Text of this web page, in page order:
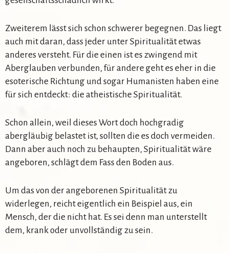
Zweiterem lässt sich schon schwerer begegnen. Das liegt
auch mit daran, dass jeder unter Spiritualität etwas
anderes versteht. Für die einen ist es zwingend mit
Aberglauben verbunden, für andere geht es eher in die
esoterische Richtung und sogar Humanisten haben eine
für sich entdeckt: die atheistische Spiritualität.
Schon allein, weil dieses Wort doch hochgradig
abergläubig belastet ist, sollten die es doch vermeiden.
Dann aber auch noch zu behaupten, Spiritualität wäre
angeboren, schlägt dem Fass den Boden aus.
Um das von der angeborenen Spiritualität zu
widerlegen, reicht eigentlich ein Beispiel aus, ein
Mensch, der die nicht hat. Es sei denn man unterstellt
dem, krank oder unvollständig zu sein.